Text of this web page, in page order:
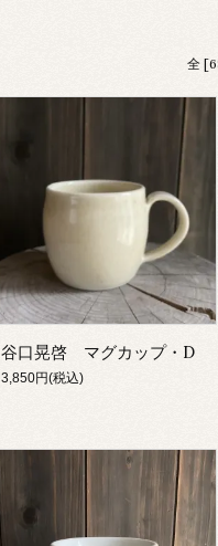
全
谷口晃啓 マグカップ・D
3,850円(税込)